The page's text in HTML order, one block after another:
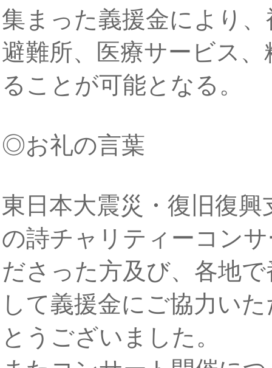
集まった義援金により
避難所、医療サービス
ることが可能となる。
◎お礼の言葉
東日本大震災・復旧復
の詩チャリティーコン
ださった方及び、各地
して義援金にご協力い
とうございました。